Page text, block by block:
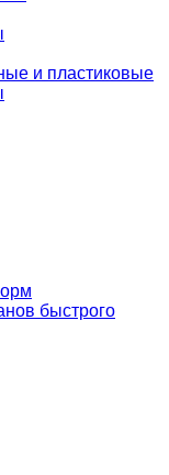
и пластиковые
быстрого